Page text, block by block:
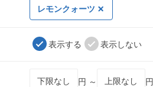
レモンクォーツ
表示する 表示しない
円 ～ 円